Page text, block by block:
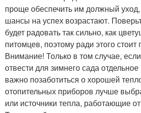
проще обеспечить им должный
шансы на успех возрастают.
будет радовать так сильно, как
питомцев, поэтому ради этого стоит
Внимание! Только в том случае,
отвести для зимнего сада
важно позаботиться о хорошей
отопительных приборов лучше
или источники тепла, работающие